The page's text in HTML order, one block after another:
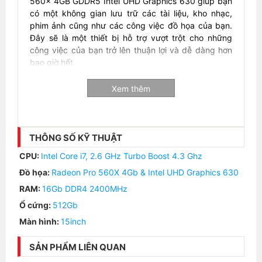
có một không gian lưu trữ các tài liệu, kho nhạc,
phim ảnh cũng như các công việc đồ họa của bạn.
Đây sẽ là một thiết bị hỗ trợ vượt trột cho những
công việc của bạn trở lên thuận lợi và dễ dàng hơn
bao giờ hết.
Phiên bản 2018 sử dụng chip 6 nhân Intel core i7 thế
hệ 8 giúp bạn cải thiện tốc độ tổng thể hơn 29% so
hẳn.
Màn hình
Xem thêm
THÔNG SỐ KỸ THUẬT
CPU: Intel Core i7, 2.6 GHz Turbo Boost 4.3 Ghz
Đồ họa: Radeon Pro 560X 4Gb & Intel UHD Graphics 630
RAM:16Gb DDR4 2400MHz
Ổ cứng: 512Gb
Màn hình:15inch
SẢN PHẨM LIÊN QUAN